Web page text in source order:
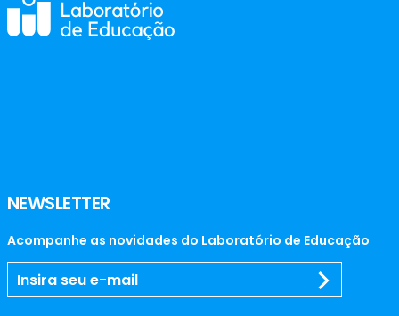
NEWSLETTER
Acompanhe as novidades do Laboratório de Educação